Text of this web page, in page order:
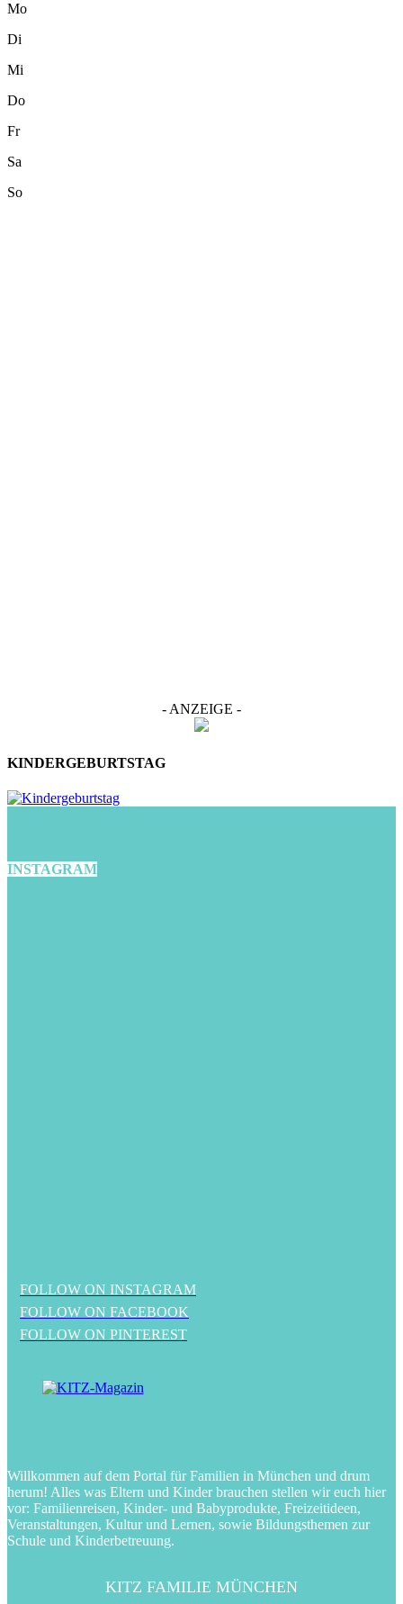
Mo
Di
Mi
Do
Fr
Sa
So
- ANZEIGE -
KINDERGEBURTSTAG
INSTAGRAM
FOLLOW ON INSTAGRAM
FOLLOW ON FACEBOOK
FOLLOW ON PINTEREST
Willkommen auf dem Portal für Familien in München und drum
herum! Alles was Eltern und Kinder brauchen stellen wir euch hier
vor: Familienreisen, Kinder- und Babyprodukte, Freizeitideen,
Veranstaltungen, Kultur und Lernen, sowie Bildungsthemen zur
Schule und Kinderbetreuung.
KITZ FAMILIE MÜNCHEN